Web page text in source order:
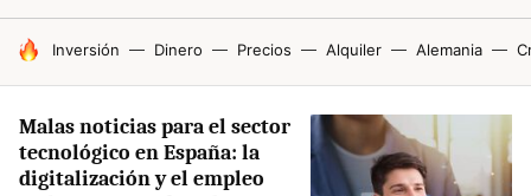
HOY SE HABLA DE
Inversión Dinero Precios Alquiler Alemania
Malas noticias para el sector
tecnológico en España: la
digitalización y el empleo